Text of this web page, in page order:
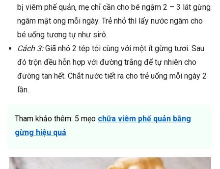
bị viêm phế quản, mẹ chỉ cần cho bé ngậm 2 – 3 lát gừng
ngâm mật ong mỗi ngày. Trẻ nhỏ thì lấy nước ngâm cho
bé uống tương tự như sirô.
Cách 3:Giã nhỏ 2 tép tỏi cùng với một ít gừng tươi. Sau
đó trộn đều hỗn hợp với đường trắng để tự nhiên cho
đường tan hết. Chắt nước tiết ra cho trẻ uống mỗi ngày 2
lần.
Tham khảo thêm: 5 mẹo chữa viêm phế quản bằng
gừng hiệu quả